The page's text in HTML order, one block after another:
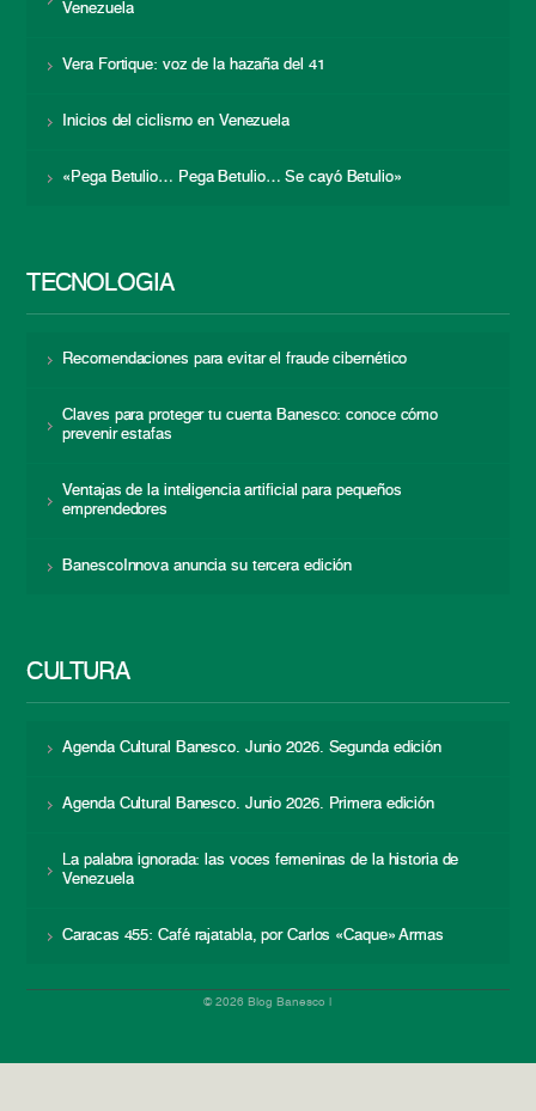
Venezuela
Vera Fortique: voz de la hazaña del 41
Inicios del ciclismo en Venezuela
«Pega Betulio… Pega Betulio… Se cayó Betulio»
TECNOLOGÍA
Recomendaciones para evitar el fraude cibernético
Claves para proteger tu cuenta Banesco: conoce cómo
prevenir estafas
Ventajas de la inteligencia artificial para pequeños
emprendedores
BanescoInnova anuncia su tercera edición
CULTURA
Agenda Cultural Banesco. Junio 2026. Segunda edición
Agenda Cultural Banesco. Junio 2026. Primera edición
La palabra ignorada: las voces femeninas de la historia de
Venezuela
Caracas 455: Café rajatabla, por Carlos «Caque» Armas
© 2026 Blog Banesco |